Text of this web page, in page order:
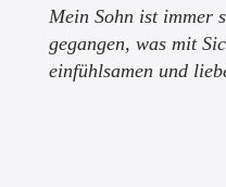
Mein Sohn ist immer
gegangen, was mit
einfühlsamen und